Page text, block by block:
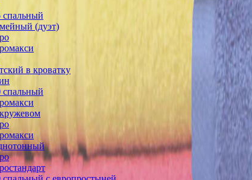
спальный
(дуэт)
в кроватку
спальный